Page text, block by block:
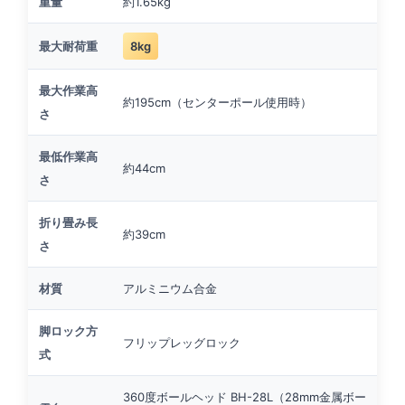
最大耐荷重 8kg
最大作業高
さ
約195cm（センターポール使用時）
最低作業高
さ
約44cm
折り畳み長
さ
約39cm
材質 アルミニウム合金
脚ロック方
式
フリップレッグロック
360度ボールヘッド BH-28L（28mm金属ボー